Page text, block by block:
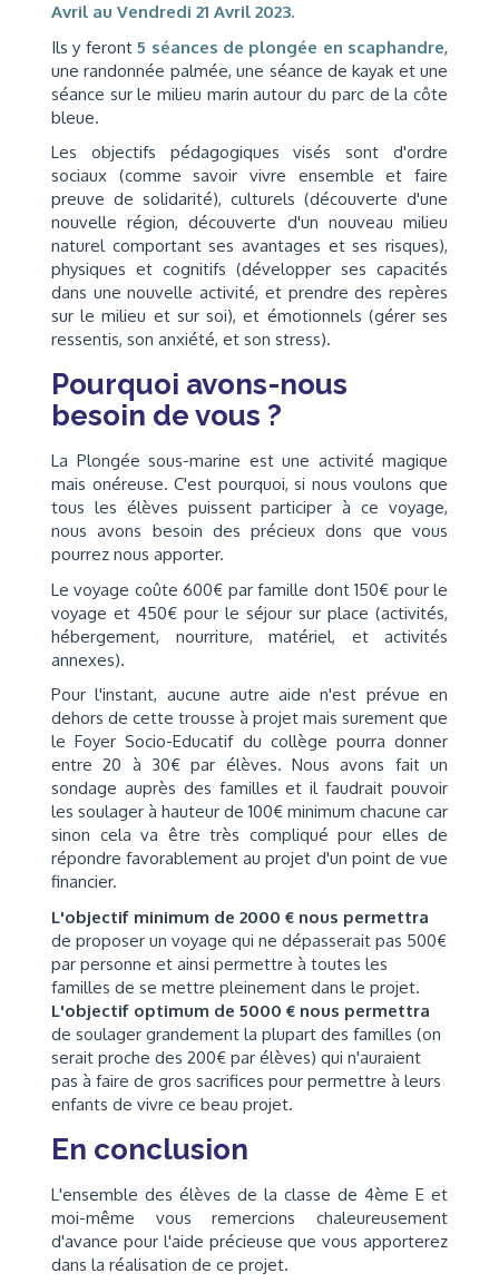
Avril au Vendredi 21 Avril 2023.
Ils y feront5 séances de plongée en scaphandre,
une randonnée palmée, une séance de kayak et une
séance sur le milieu marin autour du parc de la côte
bleue.
Les objectifs pédagogiques visés sont d'ordre
sociaux (comme savoir vivre ensemble et faire
preuve de solidarité), culturels (découverte d'une
nouvelle région, découverte d'un nouveau milieu
naturel comportant ses avantages et ses risques),
physiques et cognitifs (développer ses capacités
dans une nouvelle activité, et prendre des repères
sur le milieu et sur soi), et émotionnels (gérer ses
ressentis, son anxiété, et son stress).
Pourquoi avons-nous
besoin de vous ?
La Plongée sous-marine est une activité magique
mais onéreuse. C'est pourquoi, si nous voulons que
tous les élèves puissent participer à ce voyage,
nous avons besoin des précieux dons que vous
pourrez nous apporter.
Le voyage coûte 600€ par famille dont 150€ pour le
voyage et 450€ pour le séjour sur place (activités,
hébergement, nourriture, matériel, et activités
annexes).
Pour l'instant, aucune autre aide n'est prévue en
dehors de cette trousse à projet mais surement que
le Foyer Socio-Educatif du collège pourra donner
entre 20 à 30€ par élèves. Nous avons fait un
sondage auprès des familles et il faudrait pouvoir
les soulager à hauteur de 100€ minimum chacune car
sinon cela va être très compliqué pour elles de
répondre favorablement au projet d'un point de vue
financier.
L'objectif minimum de 2000 € nous permettra
de proposer un voyage qui ne dépasserait pas 500€
par personne et ainsi permettre à toutes les
familles de se mettre pleinement dans le projet.
L'objectif optimum de 5000 € nous permettra
de soulager grandement la plupart des familles (on
serait proche des 200€ par élèves) qui n'auraient
pas à faire de gros sacrifices pour permettre à leurs
enfants de vivre ce beau projet.
En conclusion
L'ensemble des élèves de la classe de 4ème E et
moi-même vous remercions chaleureusement
d'avance pour l'aide précieuse que vous apporterez
dans la réalisation de ce projet.